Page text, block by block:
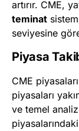
artırır. CME,
teminat
seviyesine
Piyasa
CME
piyasaları
ve temel